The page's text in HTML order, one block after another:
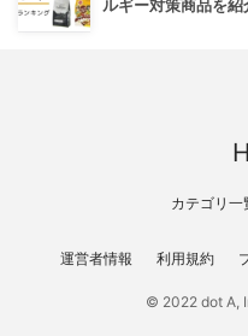
ルギー対策商品を紹
カテゴリ一
運営者情報 利用規約
© 2022 dot A,